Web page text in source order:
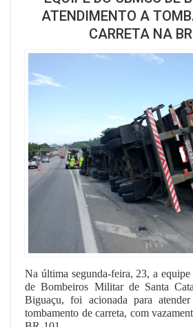
ATENDIMENTO A
CARRETA NA
Na última segunda-feira, 23, a
de Bombeiros Militar de Santa
Biguaçu, foi acionada para
tombamento de carreta, com